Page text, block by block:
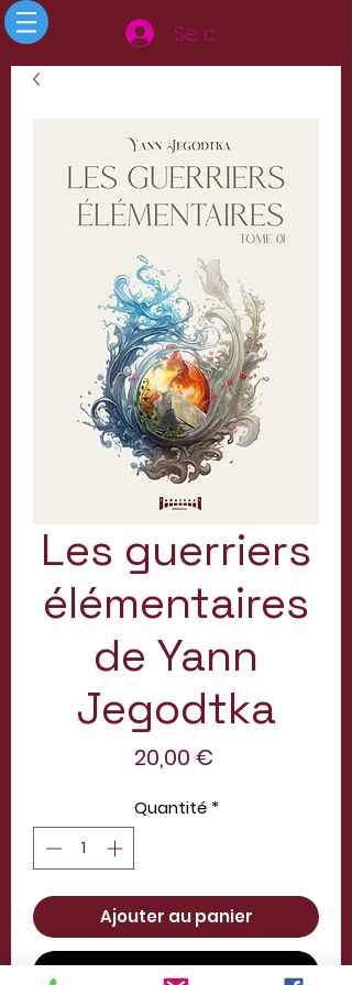
Se connecter
Les guerriers
élémentaires
de Yann
Jegodtka
20,00 €Prix
Quantité *
Ajouter au panier
Commander et payer